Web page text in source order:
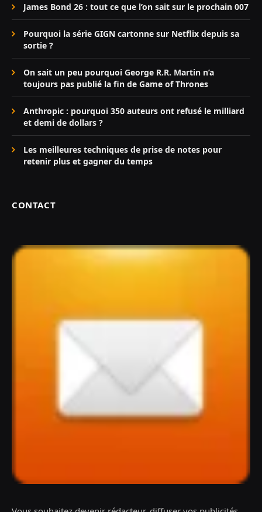
James Bond 26 : tout ce que l’on sait sur le prochain 007
Pourquoi la série GIGN cartonne sur Netflix depuis sa
sortie ?
On sait un peu pourquoi George R.R. Martin n’a
toujours pas publié la fin de Game of Thrones
Anthropic : pourquoi 350 auteurs ont refusé le milliard
et demi de dollars ?
Les meilleures techniques de prise de notes pour
retenir plus et gagner du temps
CONTACT